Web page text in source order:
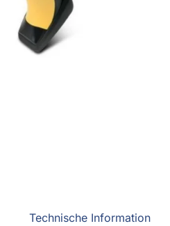
Technische Information